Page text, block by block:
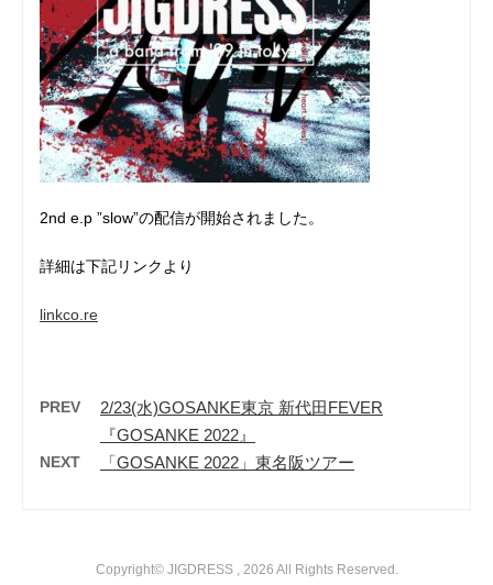
2nd e.p ”slow”の配信が開始されました。
詳細は下記リンクより
linkco.re
PREV
2/23(水)GOSANKE東京 新代田FEVER
『GOSANKE 2022』
NEXT 「GOSANKE 2022」東名阪ツアー
Copyright© JIGDRESS , 2026 All Rights Reserved.